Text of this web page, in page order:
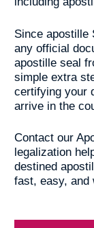
Since apostille
any official
apostille seal
simple extra
certifying your
arrive in the
Contact our
legalization
destined
fast, easy, and